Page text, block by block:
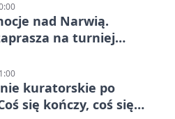
nad Narwią.
na turniej
kuratorskie po
się kończy, coś się